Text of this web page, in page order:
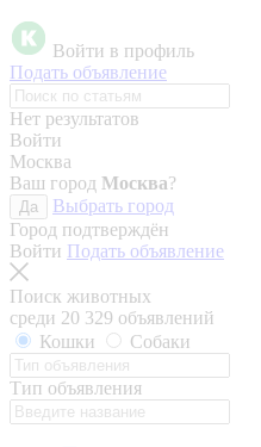
Войти в профиль
Подать объявление
Нет результатов
Войти
Москва
Ваш город Москва?
Да
Выбрать город
Город подтверждён
Войти Подать объявление
Поиск животных
среди 20 329 объявлений
Кошки
Собаки
Тип объявления